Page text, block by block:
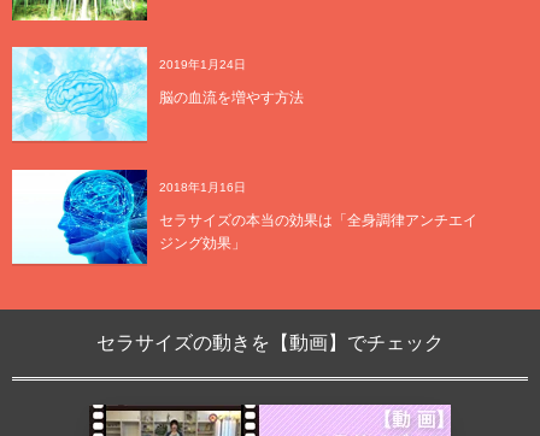
2019年1月24日
脳の血流を増やす方法
2018年1月16日
セラサイズの本当の効果は「全身調律アンチエイ
ジング効果」
セラサイズの動きを【動画】でチェック